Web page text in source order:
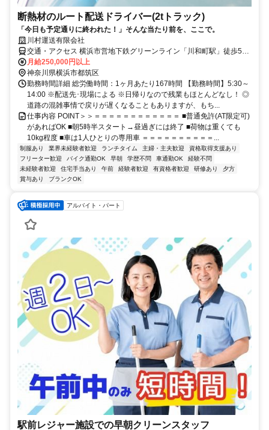
断熱材のルート配送ドライバー(2tトラック)
「今日も予定通りに終われた！」そんな当たり前を、ここで。
川村運送有限会社
交通・アクセス 横浜市営地下鉄グリーンライン「川和町駅」徒歩5分
【日吉駅】や【武蔵小杉駅】から通勤しているスタッフも在籍※車･
バイク通勤OK
月給250,000円以上
神奈川県横浜市都筑区
勤務時間詳細 総労働時間：1ヶ月あたり167時間 【勤務時間】5:30～
14:00 ※配送先･現場による ※日帰りなので残業もほとんどなし！ ◎
道路の混雑事情で戻りが遅くなることもありますが、もち...
仕事内容 POINT＞＞＝＝＝＝＝＝＝＝＝＝＝＝ ■普通免許(AT限定可)
があればOK ■朝5時半スタート→昼過ぎには終了 ■荷物は重くても
10kg程度 ■車は1人ひとりの専用車 ＝＝＝＝＝＝＝＝＝＝...
制服あり 業界未経験者歓迎 ランチタイム 主婦・主夫歓迎
資格取得支援あり
フリーター歓迎
バイク通勤OK 早朝 学歴不問 車通勤OK
経験不問
未経験者歓迎
住宅手当あり 午前 経験者歓迎 有資格者歓迎 研修あり
夕方
賞与あり
ブランクOK
アルバイト・パート
駅前レジャー施設での早朝クリーンスタッフ